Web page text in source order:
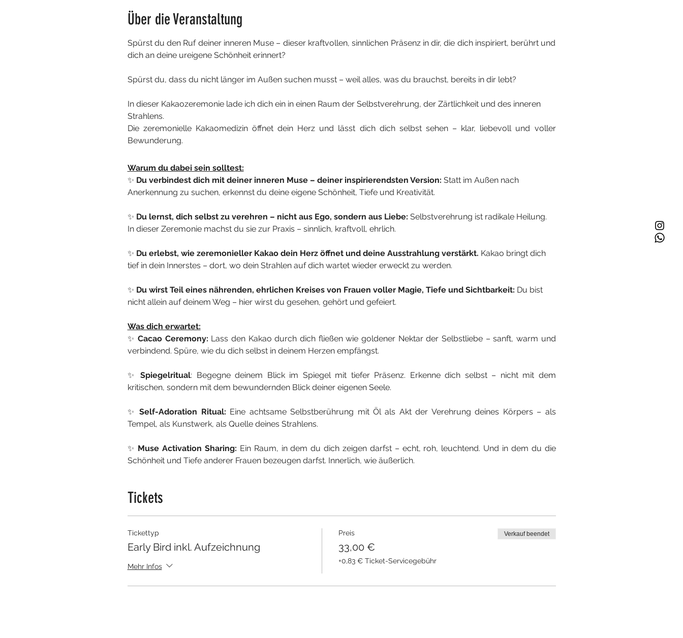
Über die Veranstaltung
Spürst du den Ruf deiner inneren Muse – dieser kraftvollen, sinnlichen Präsenz in dir, die dich inspiriert, berührt und
dich an deine ureigene Schönheit erinnert?
Spürst du, dass du nicht länger im Außen suchen musst – weil alles, was du brauchst, bereits in dir lebt?
In dieser Kakaozeremonie lade ich dich ein in einen Raum der Selbstverehrung, der Zärtlichkeit und des inneren
Strahlens.
Die zeremonielle Kakaomedizin öffnet dein Herz und lässt dich dich selbst sehen – klar, liebevoll und voller
Bewunderung.
Warum du dabei sein solltest:
✨ Du verbindest dich mit deiner inneren Muse – deiner inspirierendsten Version: Statt im Außen nach
Anerkennung zu suchen, erkennst du deine eigene Schönheit, Tiefe und Kreativität.
✨ Du lernst, dich selbst zu verehren – nicht aus Ego, sondern aus Liebe: Selbstverehrung ist radikale Heilung.
In dieser Zeremonie machst du sie zur Praxis – sinnlich, kraftvoll, ehrlich.
✨ Du erlebst, wie zeremonieller Kakao dein Herz öffnet und deine Ausstrahlung verstärkt. Kakao bringt dich
tief in dein Innerstes – dort, wo dein Strahlen auf dich wartet wieder erweckt zu werden.
✨ Du wirst Teil eines nährenden, ehrlichen Kreises von Frauen voller Magie, Tiefe und Sichtbarkeit: Du bist
nicht allein auf deinem Weg – hier wirst du gesehen, gehört und gefeiert.
Was dich erwartet:
✨ Cacao Ceremony: Lass den Kakao durch dich fließen wie goldener Nektar der Selbstliebe – sanft, warm und
verbindend. Spüre, wie du dich selbst in deinem Herzen empfängst.
✨ Spiegelritual: Begegne deinem Blick im Spiegel mit tiefer Präsenz. Erkenne dich selbst – nicht mit dem
kritischen, sondern mit dem bewundernden Blick deiner eigenen Seele.
✨ Self-Adoration Ritual: Eine achtsame Selbstberührung mit Öl als Akt der Verehrung deines Körpers – als
Tempel, als Kunstwerk, als Quelle deines Strahlens.
✨ Muse Activation Sharing: Ein Raum, in dem du dich zeigen darfst – echt, roh, leuchtend. Und in dem du die
Schönheit und Tiefe anderer Frauen bezeugen darfst. Innerlich, wie äußerlich.
Tickets
Tickettyp
Early Bird inkl. Aufzeichnung
Mehr Infos
Preis
33,00 €
+0,83 € Ticket-Servicegebühr
Verkauf beendet